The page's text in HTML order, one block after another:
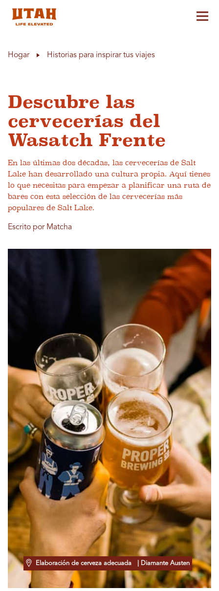
Hogar Historias para inspirar tus viajes
Descubre las
cervecerías del
Wasatch Frente
En las últimas dos décadas, las cervecerías de Salt
Lake han desarrollado una cultura propia. Aquí tienes
lo que necesitas para empezar a planificar una ruta de
bares con esta selección de las cervecerías más
populares de Salt Lake.
Escrito por Matcha
Elaboración de cerveza adecuada | Diamante Austen